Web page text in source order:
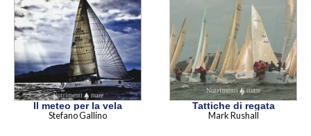
Il meteo per la vela
Stefano Gallino
Tattiche di regata
Mark Rushall